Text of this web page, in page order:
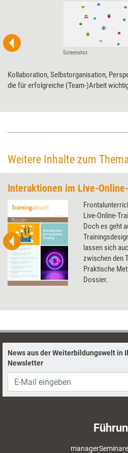
Screenshot
Kollaboration, Selbstorganisation,
die für erfolgreiche (Team-)Arbeit
Weitere Inhalte zum
Interaktionen im Live-
Live-Online-
Doch es geht
lassen sich
zwischen den
Praktische
Dossier.
News aus der Weiterbildungswelt in
Newsletter